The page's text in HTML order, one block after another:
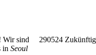
Wir sind
in Seoul
290524